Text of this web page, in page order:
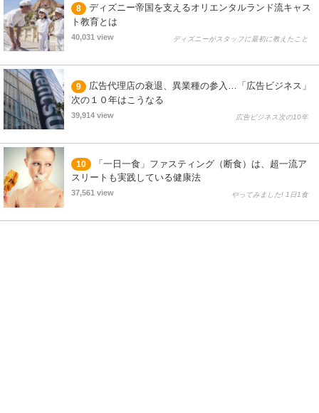
8
ディズニー帝国を支えるオリエンタルランド流キャス
ト教育とは
40,031 view ディズニーがスタッフに最初に教えたこと
9
広告代理店の衰退、異業種の参入…「広告ビジネス」
次の１０年はこうなる
39,914 view 広告ビジネス次の10年
10
「一日一食」ファスティング（断食）は、超一流ア
スリートも実践している健康法
37,561 view やってみました! 1日1食